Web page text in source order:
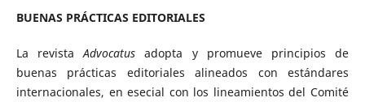
BUENAS PRÁCTICAS EDITORIALES
La revistaAdvocatus adopta y promueve principios de
buenas prácticas editoriales alineados con estándares
internacionales, en esecial con los lineamientos del Comité